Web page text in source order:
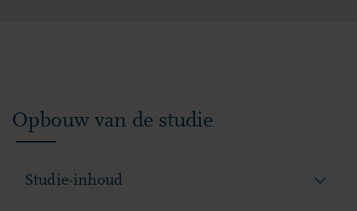
Opbouw van de studie
Studie-inhoud